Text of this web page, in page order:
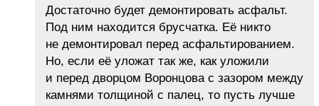
Достаточно будет демонтировать асфальт.
Под ним находится брусчатка. Её никто
не демонтировал перед асфальтированием.
Но, если её уложат так же, как уложили
и перед дворцом Воронцова с зазором между
камнями толщиной с палец, то пусть лучше